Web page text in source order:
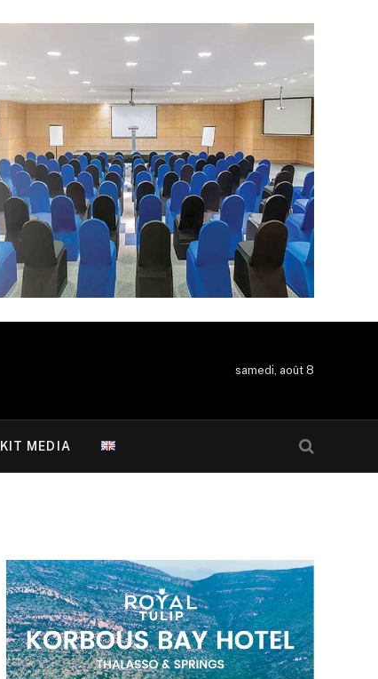
samedi, août 8
KIT MEDIA